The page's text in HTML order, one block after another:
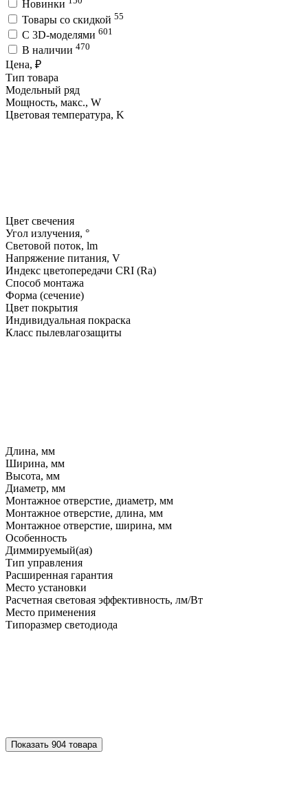
Новинки
Товары со скидкой 55
C 3D-моделями 601
В наличии 470
Цена, ₽
Тип товара
Модельный ряд
Мощность, макс., W
Цветовая температура, K
Цвет свечения
Угол излучения, °
Световой поток, lm
Напряжение питания, V
Индекс цветопередачи CRI (Ra)
Способ монтажа
Форма (сечение)
Цвет покрытия
Индивидуальная покраска
Класс пылевлагозащиты
Длина, мм
Ширина, мм
Высота, мм
Диаметр, мм
Монтажное отверстие, диаметр, мм
Монтажное отверстие, длина, мм
Монтажное отверстие, ширина, мм
Особенность
Диммируемый(ая)
Тип управления
Расширенная гарантия
Место установки
Расчетная световая эффективность, лм/Вт
Место применения
Типоразмер светодиода
Показать 904 товара